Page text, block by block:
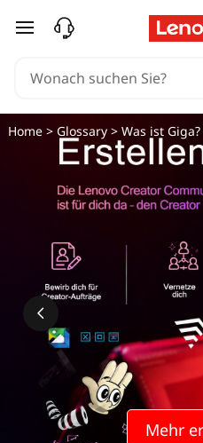
zum Hauptinhalt springen
Mehr
Home> Glossary> Was ist Giga?